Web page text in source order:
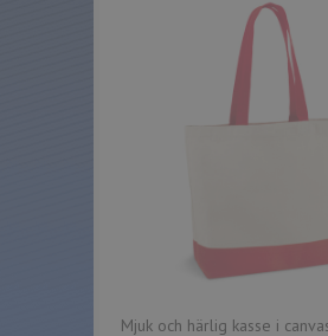
Mjuk och härlig kasse i